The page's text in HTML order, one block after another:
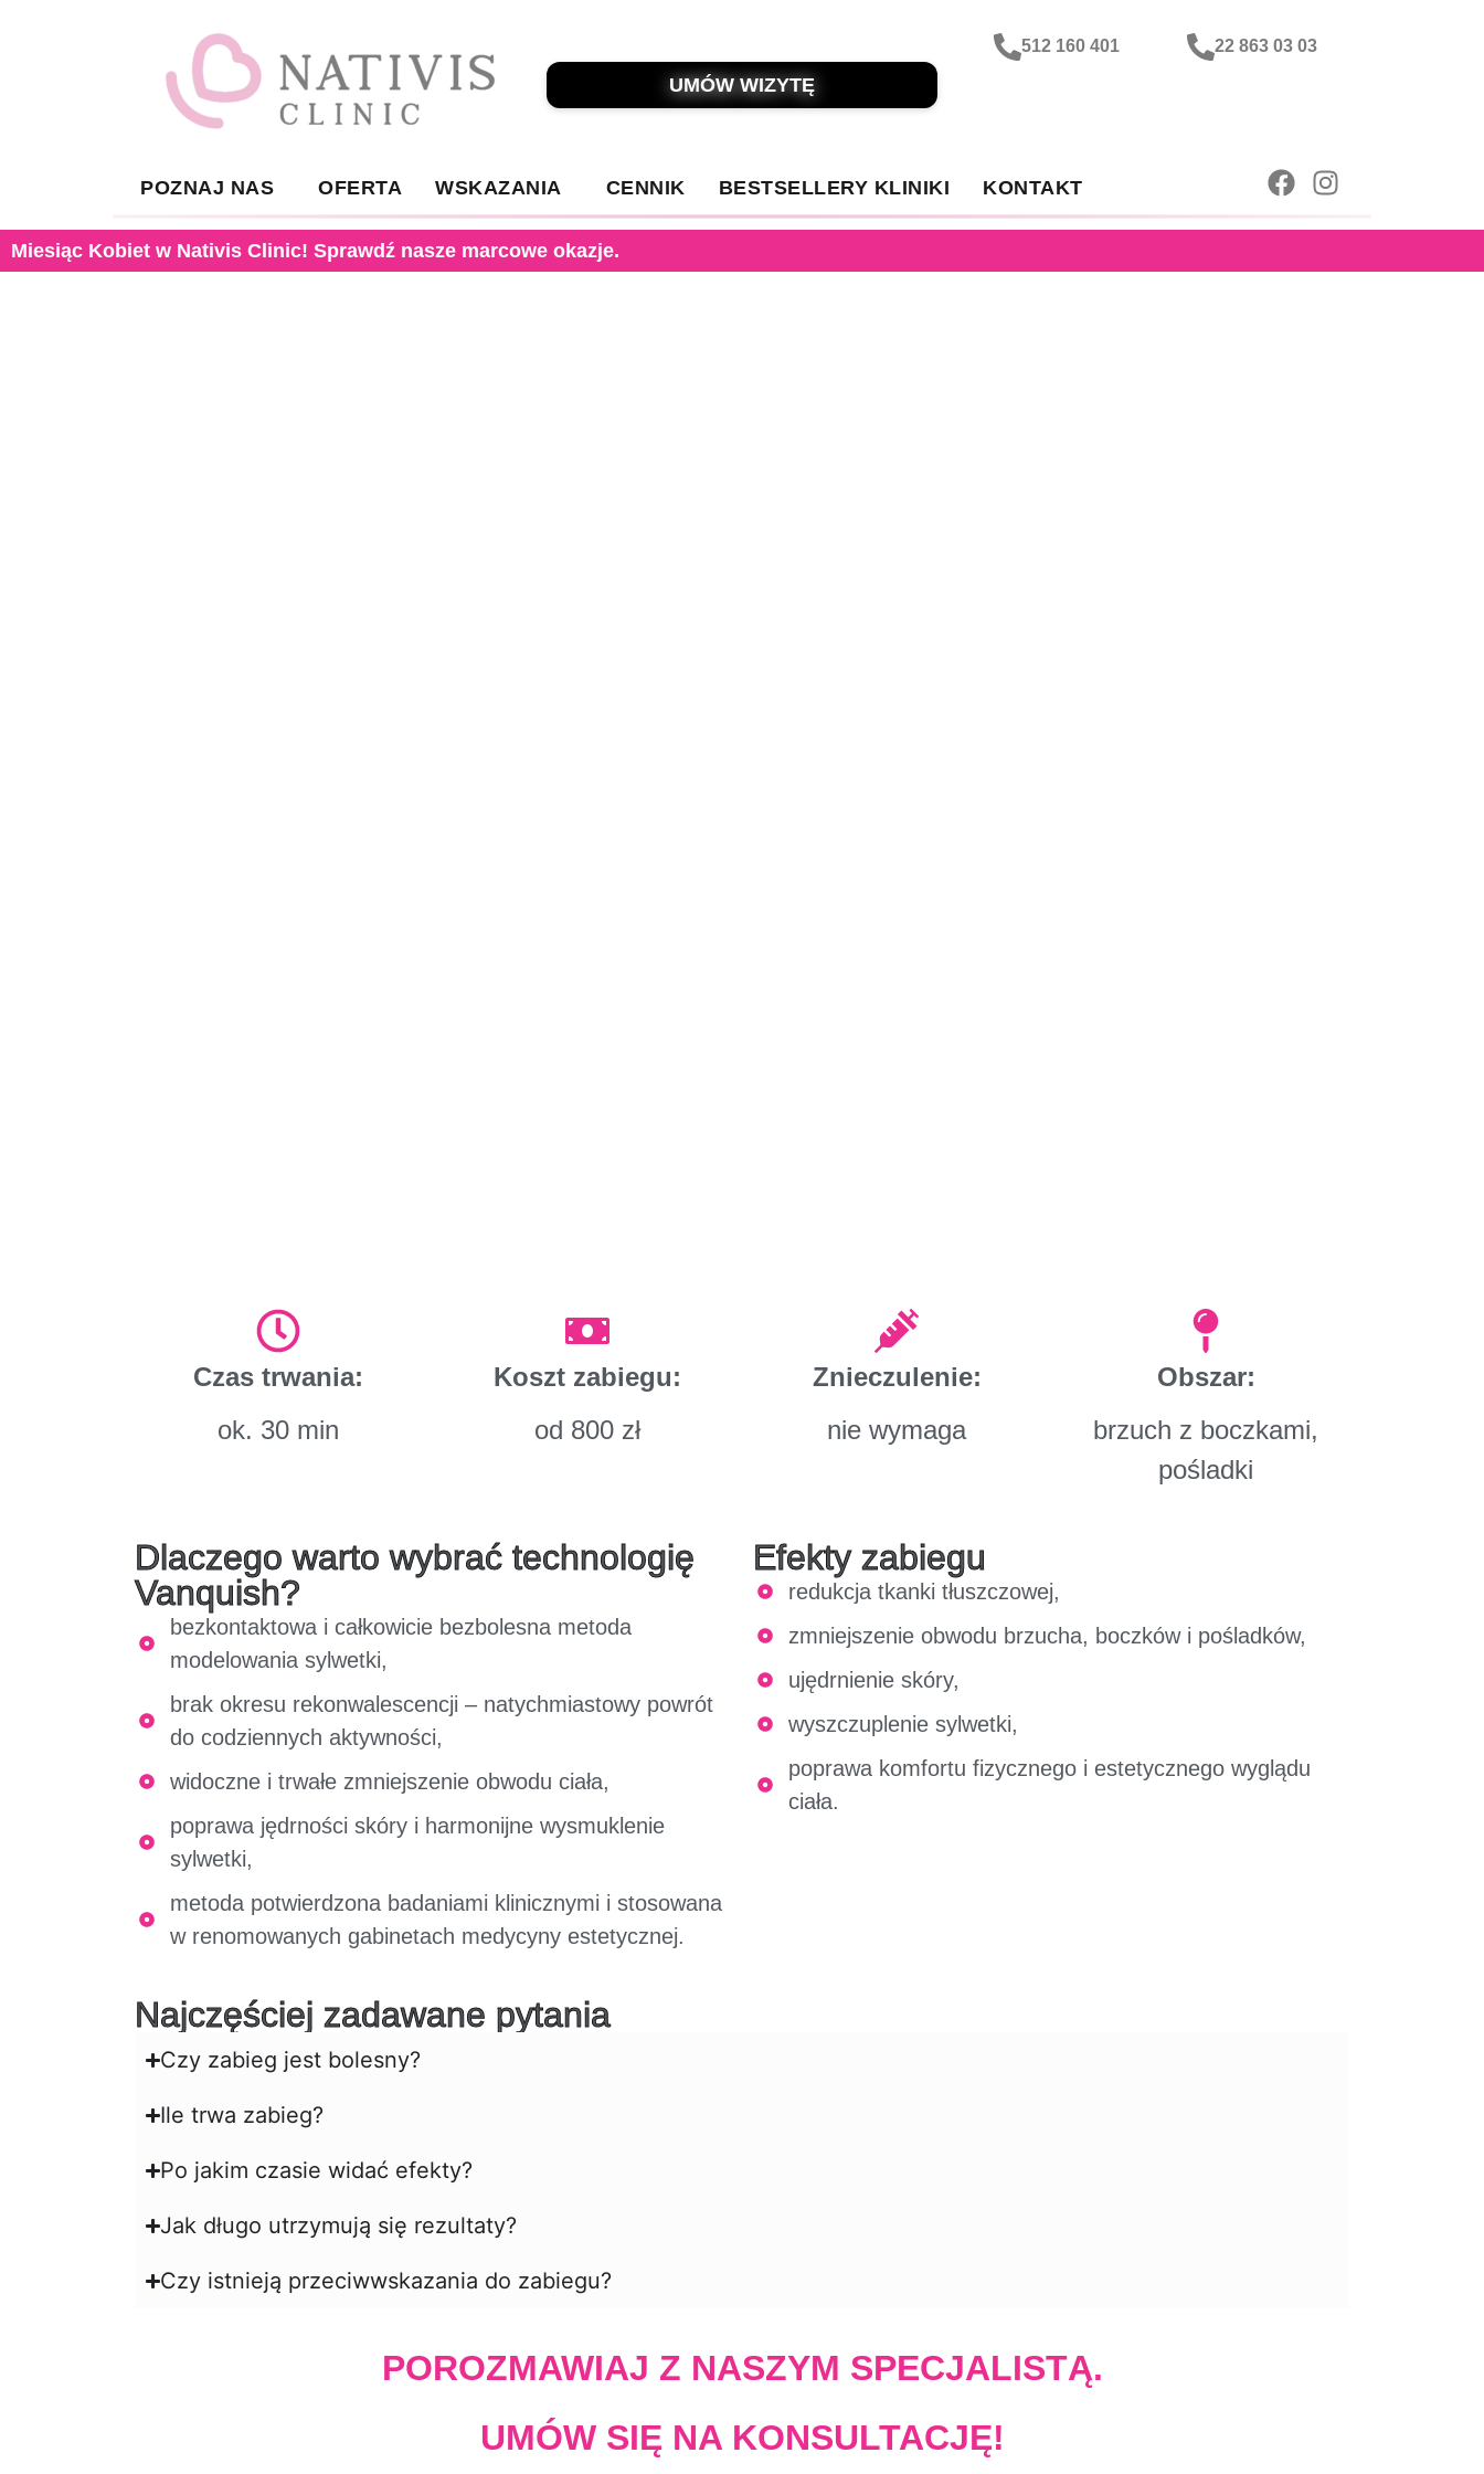
UMÓW WIZYTĘ
512 160 401 22 863 03 03
POZNAJ NAS OFERTA WSKAZANIA CENNIK BESTSELLERY KLINIKI KONTAKT
Miesiąc Kobiet w Nativis Clinic! Sprawdź nasze marcowe okazje.
Czas trwania:
ok. 30 min
Koszt zabiegu:
od 800 zł
Znieczulenie:
nie wymaga
Obszar:
brzuch z boczkami,
pośladki
Dlaczego warto wybrać technologię
Vanquish?
bezkontaktowa i całkowicie bezbolesna metoda
modelowania sylwetki,
brak okresu rekonwalescencji – natychmiastowy powrót
do codziennych aktywności,
widoczne i trwałe zmniejszenie obwodu ciała,
poprawa jędrności skóry i harmonijne wysmuklenie
sylwetki,
metoda potwierdzona badaniami klinicznymi i stosowana
w renomowanych gabinetach medycyny estetycznej.
Efekty zabiegu
redukcja tkanki tłuszczowej,
zmniejszenie obwodu brzucha, boczków i pośladków,
ujędrnienie skóry,
wyszczuplenie sylwetki,
poprawa komfortu fizycznego i estetycznego wyglądu
ciała.
Najczęściej zadawane pytania
Czy zabieg jest bolesny?
Ile trwa zabieg?
Po jakim czasie widać efekty?
Jak długo utrzymują się rezultaty?
Czy istnieją przeciwwskazania do zabiegu?
POROZMAWIAJ Z NASZYM SPECJALISTĄ.
UMÓW SIĘ NA KONSULTACJĘ!